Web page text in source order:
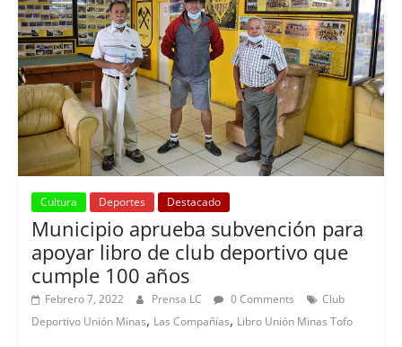
Cultura Deportes Destacado
Municipio aprueba subvención para
apoyar libro de club deportivo que
cumple 100 años
Febrero 7, 2022 Prensa LC 0 Comments
Club
Deportivo Unión Minas, Las Compañías, Libro Unión Minas Tofo